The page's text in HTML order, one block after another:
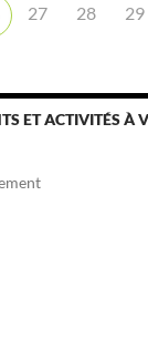
27 28 29
ET ACTIVITÉS À